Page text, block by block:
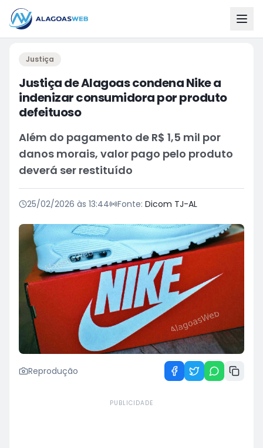
Justiça
Justiça de Alagoas condena Nike a
indenizar consumidora por produto
defeituoso
Além do pagamento de R$ 1,5 mil por
danos morais, valor pago pelo produto
deverá ser restituído
25/02/2026 às 13:44 Fonte: Dicom TJ-AL
Reprodução
PUBLICIDADE